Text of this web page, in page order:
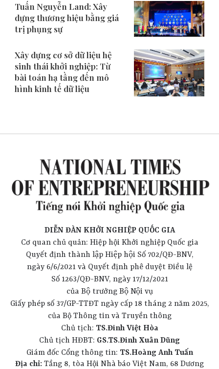
Tuấn Nguyễn Land: Xây
dựng thương hiệu bằng giá
trị phụng sự
Xây dựng cơ sở dữ liệu hệ
sinh thái khởi nghiệp: Từ
bài toán hạ tầng đến mô
hình kinh tế dữ liệu
DIỄN ĐÀN KHỞI NGHIỆP QUỐC GIA
Cơ quan chủ quản: Hiệp hội Khởi nghiệp Quốc gia
Quyết định thành lập Hiệp hội Số 702/QĐ-BNV,
ngày 6/6/2021 và Quyết định phê duyệt Điều lệ
Số 1263/QĐ-BNV, ngày 17/12/2021
của Bộ trưởng Bộ Nội vụ
Giấy phép số 37/GP-TTĐT ngày cấp 18 tháng 2 năm 2025,
của Bộ Thông tin và Truyền thông
Chủ tịch: TS.Đinh Việt Hòa
Chủ tịch HĐBT: GS.TS.Đinh Xuân Dũng
Giám đốc Cổng thông tin: TS.Hoàng Anh Tuấn
Địa chỉ: Tầng 8, tòa Hội Nhà báo Việt Nam, 68 Dương